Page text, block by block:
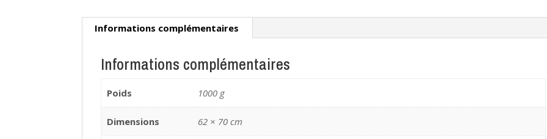
Informations complémentaires
Informations complémentaires
Poids 1000 g
Dimensions 62 × 70 cm